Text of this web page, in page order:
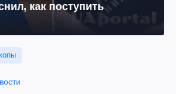
как поступить